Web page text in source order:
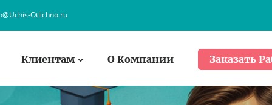
Otlichno.ru
Клиентам О Компании Заказать